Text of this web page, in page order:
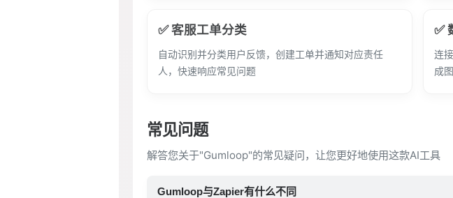
✅ 客服工单分类
自动识别并分类用户反馈，创建工单并通知对应责任
人，快速响应常见问题
✅
连
成
常见问题
解答您关于"Gumloop"的常见疑问，让您更好地使用这款AI工具
Gumloop与Zapier有什么不同